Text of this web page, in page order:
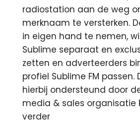
radiostation aan de weg
merknaam te versterken.
in eigen hand te nemen,
Sublime separaat en
zetten en adverteerders
profiel Sublime FM passen.
hierbij ondersteund door
media & sales organisatie
verder